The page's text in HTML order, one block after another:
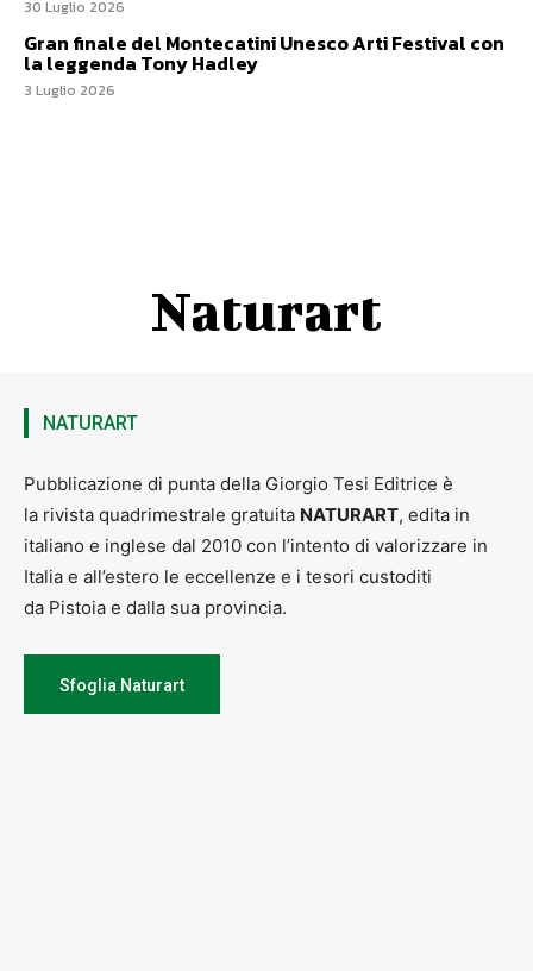
30 Luglio 2026
Gran finale del Montecatini Unesco Arti Festival con
la leggenda Tony Hadley
3 Luglio 2026
Naturart
NATURART
Pubblicazione di punta della Giorgio Tesi Editrice è
la rivista quadrimestrale gratuita NATURART, edita in
italiano e inglese dal 2010 con l’intento di valorizzare in
Italia e all’estero le eccellenze e i tesori custoditi
da Pistoia e dalla sua provincia.
Sfoglia Naturart